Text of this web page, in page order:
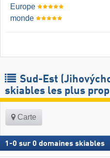
Europe
monde
Sud-Est
skiables les plus
Carte
1 -0 sur 0 domaines skiables